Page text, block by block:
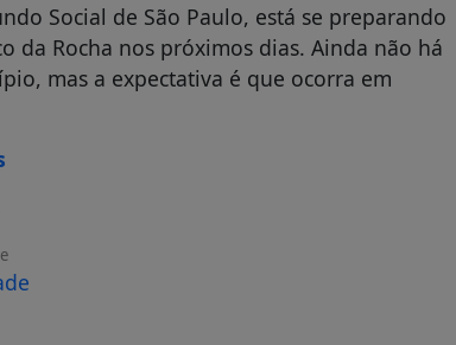
Social de São Paulo, está se preparando
da Rocha nos próximos dias. Ainda não há
mas a expectativa é que ocorra em